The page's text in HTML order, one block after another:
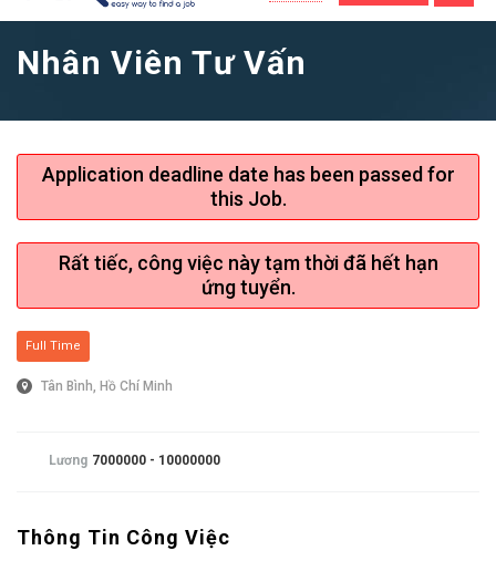
Nhân Viên Tư Vấn
Application deadline date has been passed for
this Job.
Rất tiếc, công việc này tạm thời đã hết hạn
ứng tuyển.
Full Time
Tân Bình, Hồ Chí Minh
Lương 7000000 - 10000000
Thông Tin Công Việc